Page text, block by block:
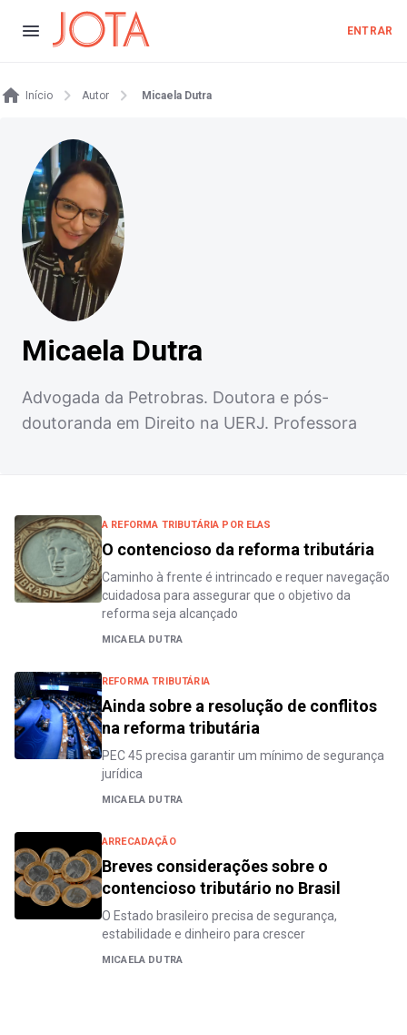
ENTRAR
Início Autor Micaela Dutra
Micaela Dutra
Advogada da Petrobras. Doutora e pós-
doutoranda em Direito na UERJ. Professora
A REFORMA TRIBUTÁRIA POR ELAS
O contencioso da reforma tributária
Caminho à frente é intrincado e requer navegação
cuidadosa para assegurar que o objetivo da
reforma seja alcançado
MICAELA DUTRA
REFORMA TRIBUTÁRIA
Ainda sobre a resolução de conflitos
na reforma tributária
PEC 45 precisa garantir um mínimo de segurança
jurídica
MICAELA DUTRA
ARRECADAÇÃO
Breves considerações sobre o
contencioso tributário no Brasil
O Estado brasileiro precisa de segurança,
estabilidade e dinheiro para crescer
MICAELA DUTRA